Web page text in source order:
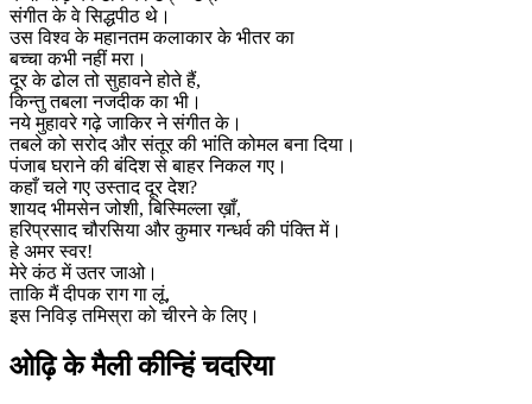
संगीत के वे सिद्धपीठ थे।
उस विश्व के महानतम कलाकार के भीतर का
बच्चा कभी नहीं मरा।
दूर के ढोल तो सुहावने होते हैं,
किन्तु तबला नजदीक का भी।
नये मुहावरे गढ़े जाकिर ने संगीत के।
तबले को सरोद और संतूर की भांति कोमल बना दिया।
पंजाब घराने की बंदिश से बाहर निकल गए।
कहाँ चले गए उस्ताद दूर देश?
शायद भीमसेन जोशी, बिस्मिल्ला ख़ाँ,
हरिप्रसाद चौरसिया और कुमार गन्धर्व की पंक्ति में।
हे अमर स्वर!
मेरे कंठ में उतर जाओ।
ताकि मैं दीपक राग गा लूं,
इस निविड़ तमिस्रा को चीरने के लिए।
ओढ़ि के मैली कीन्हिं चदरिया